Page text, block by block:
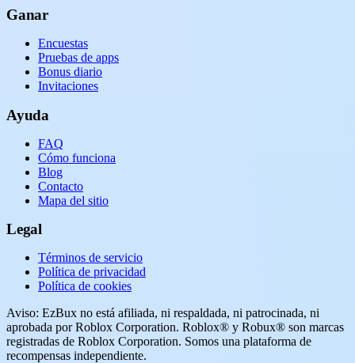
Ganar
Encuestas
Pruebas de apps
Bonus diario
Invitaciones
Ayuda
FAQ
Cómo funciona
Blog
Contacto
Mapa del sitio
Legal
Términos de servicio
Política de privacidad
Política de cookies
Aviso: EzBux no está afiliada, ni respaldada, ni patrocinada, ni
aprobada por Roblox Corporation. Roblox® y Robux® son marcas
registradas de Roblox Corporation. Somos una plataforma de
recompensas independiente.